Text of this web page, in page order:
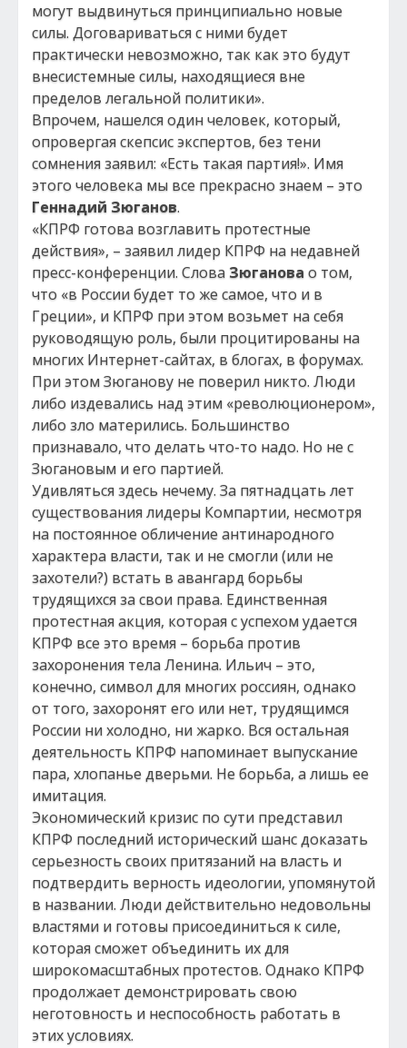
могут выдвинуться принципиально новые
силы. Договариваться с ними будет
практически невозможно, так как это будут
внесистемные силы, находящиеся вне
пределов легальной политики».
Впрочем, нашелся один человек, который,
опровергая скепсис экспертов, без тени
сомнения заявил: «Есть такая партия!». Имя
этого человека мы все прекрасно знаем – это
Геннадий Зюганов.
«КПРФ готова возглавить протестные
действия», – заявил лидер КПРФ на недавней
пресс-конференции. Слова Зюганова о том,
что «в России будет то же самое, что и в
Греции», и КПРФ при этом возьмет на себя
руководящую роль, были процитированы на
многих Интернет-сайтах, в блогах, в форумах.
При этом Зюганову не поверил никто. Люди
либо издевались над этим «революционером»,
либо зло матерились. Большинство
признавало, что делать что-то надо. Но не с
Зюгановым и его партией.
Удивляться здесь нечему. За пятнадцать лет
существования лидеры Компартии, несмотря
на постоянное обличение антинародного
характера власти, так и не смогли (или не
захотели?) встать в авангард борьбы
трудящихся за свои права. Единственная
протестная акция, которая с успехом удается
КПРФ все это время – борьба против
захоронения тела Ленина. Ильич – это,
конечно, символ для многих россиян, однако
от того, захоронят его или нет, трудящимся
России ни холодно, ни жарко. Вся остальная
деятельность КПРФ напоминает выпускание
пара, хлопанье дверьми. Не борьба, а лишь ее
имитация.
Экономический кризис по сути представил
КПРФ последний исторический шанс доказать
серьезность своих притязаний на власть и
подтвердить верность идеологии, упомянутой
в названии. Люди действительно недовольны
властями и готовы присоединиться к силе,
которая сможет объединить их для
широкомасштабных протестов. Однако КПРФ
продолжает демонстрировать свою
неготовность и неспособность работать в
этих условиях.